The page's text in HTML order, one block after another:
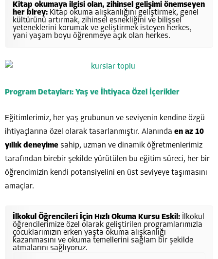
Kitap okumaya ilgisi olan, zihinsel gelişimi önemseyen
her birey: Kitap okuma alışkanlığını geliştirmek, genel
kültürünü artırmak, zihinsel esnekliğini ve bilişsel
yeteneklerini korumak ve geliştirmek isteyen herkes,
yani yaşam boyu öğrenmeye açık olan herkes.
Program Detayları: Yaş ve İhtiyaca Özel İçerikler
Eğitimlerimiz, her yaş grubunun ve seviyenin kendine özgü
ihtiyaçlarına özel olarak tasarlanmıştır. Alanında en az 10
yıllık deneyime sahip, uzman ve dinamik öğretmenlerimiz
tarafından birebir şekilde yürütülen bu eğitim süreci, her bir
öğrencimizin kendi potansiyelini en üst seviyeye taşımasını
amaçlar.
İlkokul Öğrencileri İçin Hızlı Okuma Kursu Eskil: İlkokul
öğrencilerimize özel olarak geliştirilen programlarımızla
çocuklarımızın erken yaşta okuma alışkanlığı
kazanmasını ve okuma temellerini sağlam bir şekilde
atmalarını sağlıyoruz.